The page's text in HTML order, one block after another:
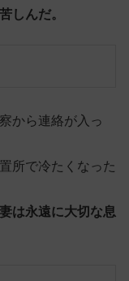
しんだ。
から連絡が入っ
所で冷たくなった
は永遠に大切な息